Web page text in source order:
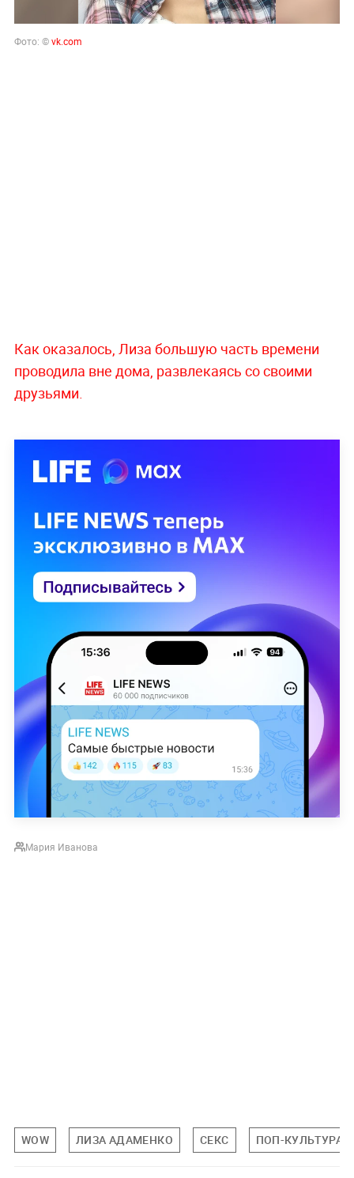
Фото: ©vk.com
Как оказалось, Лиза большую часть времени
проводила вне дома, развлекаясь со своими
друзьями.
Мария Иванова
WOW ЛИЗА АДАМЕНКО СЕКС ПОП-КУЛЬТУРА